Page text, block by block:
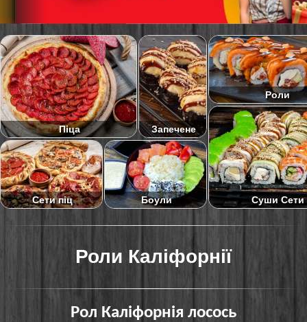
Піца Запечене
Роли
Сети піц Боули Суши Сети
Роли Каліфорнії
Рол Каліфорнія лосось